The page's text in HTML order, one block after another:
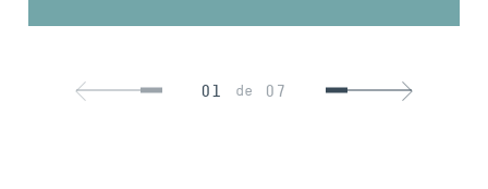
01 de 07